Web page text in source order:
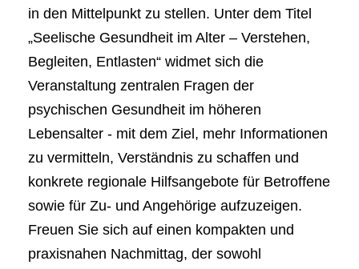
in den Mittelpunkt zu stellen. Unter dem Titel
„Seelische Gesundheit im Alter – Verstehen,
Begleiten, Entlasten“ widmet sich die
Veranstaltung zentralen Fragen der
psychischen Gesundheit im höheren
Lebensalter - mit dem Ziel, mehr Informationen
zu vermitteln, Verständnis zu schaffen und
konkrete regionale Hilfsangebote für Betroffene
sowie für Zu- und Angehörige aufzuzeigen.
Freuen Sie sich auf einen kompakten und
praxisnahen Nachmittag, der sowohl